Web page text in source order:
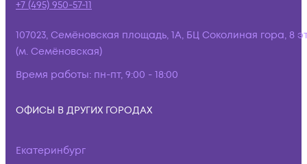
+7 (495) 950-57-11
107023, Семёновская площадь, 1А, БЦ Соколиная гора, 8
(м. Семёновская)
Время работы: пн-пт, 9:00 - 18:00
ОФИСЫ В ДРУГИХ ГОРОДАХ
Екатеринбург